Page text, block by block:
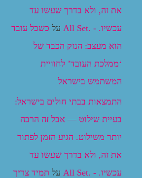
את זה, ולא בדרך שעשו עד
עכשיו. - .All Set
על כשכל עובד
הוא מעצב: הנזק הכבד של
‘ממלכת העובד’ לחוויית
המשתמש בישראל
התמצאות בבתי חולים בישראל:
בעיית שילוט — אבל זה הרבה
יותר משילוט. הגיע הזמן לפתור
את זה, ולא בדרך שעשו עד
עכשיו. - .All Set
על תמיד צריך